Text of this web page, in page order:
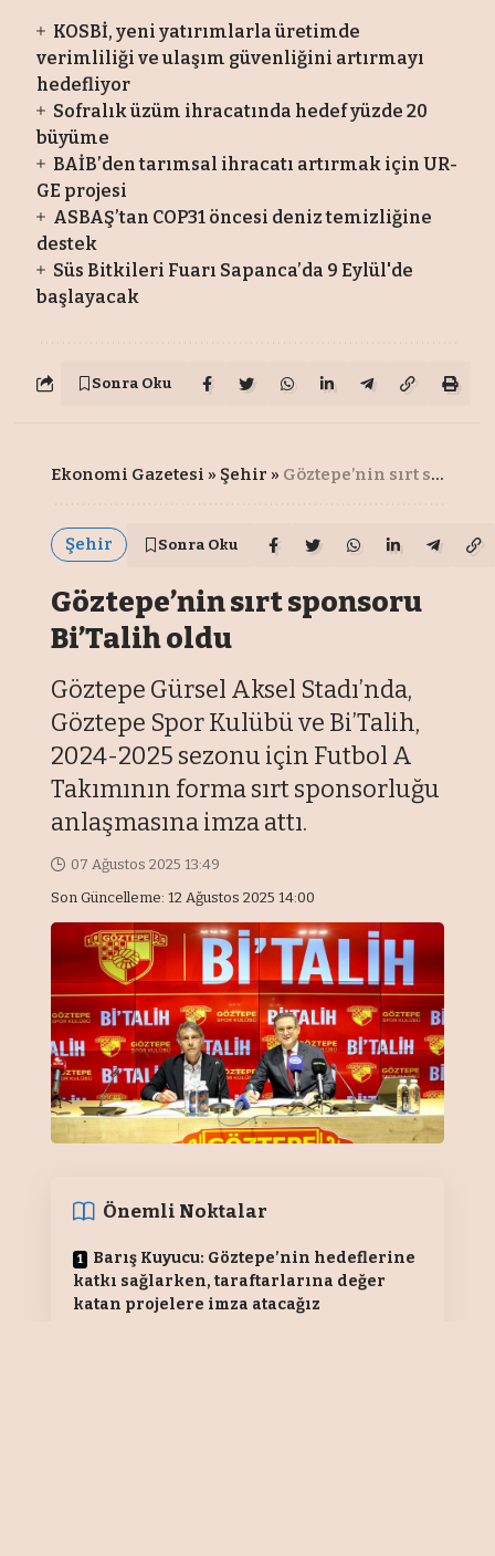
KOSBİ, yeni yatırımlarla üretimde
verimliliği ve ulaşım güvenliğini artırmayı
hedefliyor
Sofralık üzüm ihracatında hedef yüzde 20
büyüme
BAİB’den tarımsal ihracatı artırmak için UR-
GE projesi
ASBAŞ’tan COP31 öncesi deniz temizliğine
destek
Süs Bitkileri Fuarı Sapanca’da 9 Eylül'de
başlayacak
Sonra Oku
Ekonomi Gazetesi » Şehir » Göztepe’nin sırt sponsoru Bi’Talih oldu
Şehir Sonra Oku
Göztepe’nin sırt sponsoru
Bi’Talih oldu
Göztepe Gürsel Aksel Stadı’nda,
Göztepe Spor Kulübü ve Bi’Talih,
2024-2025 sezonu için Futbol A
Takımının forma sırt sponsorluğu
anlaşmasına imza attı.
Son Güncelleme: 12 Ağustos 2025 14:00
07 Ağustos 2025 13:49
Önemli Noktalar
Barış Kuyucu: Göztepe’nin hedeflerine
katkı sağlarken, taraftarlarına değer
katan projelere imza atacağız